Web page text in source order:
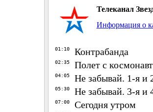
Телеканал
Информация о
01:10 Контрабанда
02:35 Полет с
04:05 Не забывай. 1-я и
05:30 Не забывай. 3-я и
07:00 Сегодня утром